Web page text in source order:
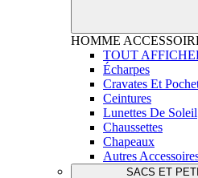
HOMME
TOUT
Écharpes
Cravates Et
Ceintures
Lunettes De Soleil
Chaussettes
Chapeaux
Autres
SACS ET